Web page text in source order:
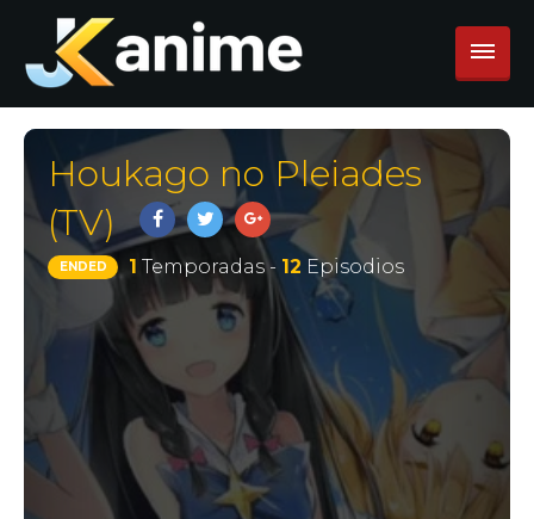
Houkago no Pleiades
(TV)
ENDED 1 Temporadas - 12 Episodios